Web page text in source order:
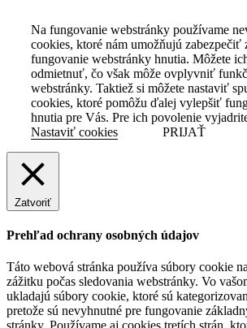
Na fungovanie webstránky používame
cookies, ktoré nám umožňujú zabezpečiť
fungovanie webstránky hnutia. Môžete
odmietnuť, čo však môže ovplyvniť
webstránky. Taktiež si môžete nastaviť
cookies, ktoré pomôžu ďalej vylepšiť
hnutia pre Vás. Pre ich povolenie
Nastaviť cookies
PRIJAŤ
Zatvoriť
Prehľad ochrany osobných údajov
Táto webová stránka používa súbory cookie
zážitku počas sledovania webstránky. Vo
ukladajú súbory cookie, ktoré sú
pretože sú nevyhnutné pre fungovanie
stránky. Používame aj cookies tretích strán,